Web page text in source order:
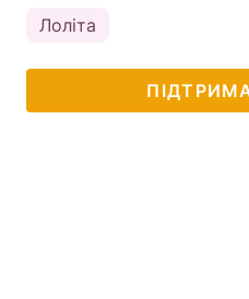
Лоліта